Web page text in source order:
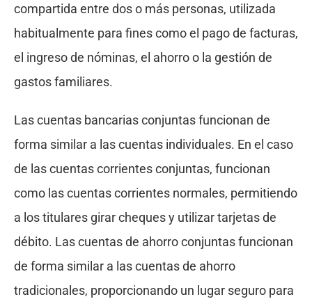
compartida entre dos o más personas, utilizada
habitualmente para fines como el pago de facturas,
el ingreso de nóminas, el ahorro o la gestión de
gastos familiares.
Las cuentas bancarias conjuntas funcionan de
forma similar a las cuentas individuales. En el caso
de las cuentas corrientes conjuntas, funcionan
como las cuentas corrientes normales, permitiendo
a los titulares girar cheques y utilizar tarjetas de
débito. Las cuentas de ahorro conjuntas funcionan
de forma similar a las cuentas de ahorro
tradicionales, proporcionando un lugar seguro para